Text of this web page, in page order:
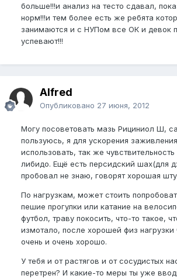
больше!!!и анализ на тесто сдавал,
норм!!!и тем более есть же ребята
занимаются и с НУПом все ОК и девок
успевают!!!
Alfred
Опубликовано 27 июня, 2012
Могу посоветовать мазь Рициниол Ш,
пользуюсь, я для ускорения
использовать, так же
либидо. Ещё есть персидский шах(для
пробовал не знаю, говорят хорошая
По нагрузкам, может стоить
пешие прогулки или катание на
футбол, траву покосить, что-то такое,
измотало, после хорошей физ нагрузки
очень и очень хорошо.
У тебя и от растягов и от сосудистых
перетрен? И какие-то меры ты уже